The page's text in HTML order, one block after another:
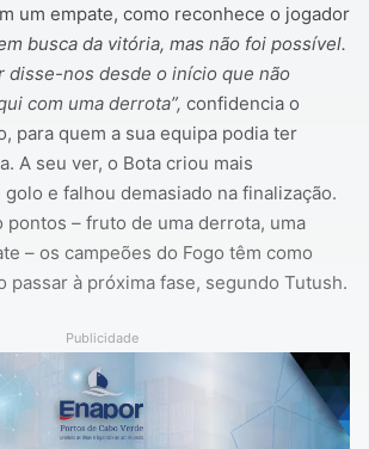
um empate, como reconhece o jogador
busca da vitória, mas não foi possível.
disse-nos desde o início que não
com uma derrota”, confidencia o
para quem a sua equipa podia ter
A seu ver, o Bota criou mais
e falhou demasiado na finalização.
pontos – fruto de uma derrota, uma
– os campeões do Fogo têm como
passar à próxima fase, segundo Tutush.
Publicidade